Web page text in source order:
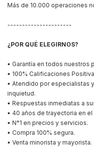
Más de 10.000 operaciones
----------------------
¿POR QUÉ ELEGIRNOS?
• Garantía en todos nuestros
• 100% Calificaciones
• Atendido por especialistas
inquietud.
• Respuestas inmediatas a
• 40 años de trayectoria en
• N°1 en precios y servicios.
• Compra 100% segura.
• Venta minorista y mayorista.